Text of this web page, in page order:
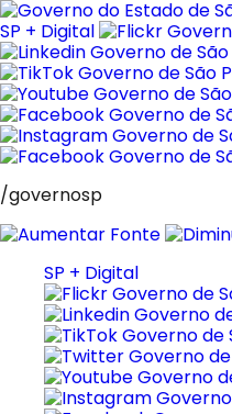
Pular
para
o
conteúdo
SP + Digital
/governosp
SP + Digital